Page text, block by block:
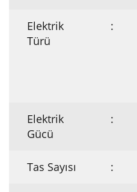
Elektrik
Türü
:
Elektrik
Gücü
:
Tas Sayısı :